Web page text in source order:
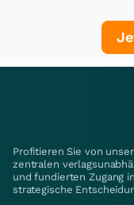
Profitieren Sie von
zentralen
und fundierten Zugang
strategische